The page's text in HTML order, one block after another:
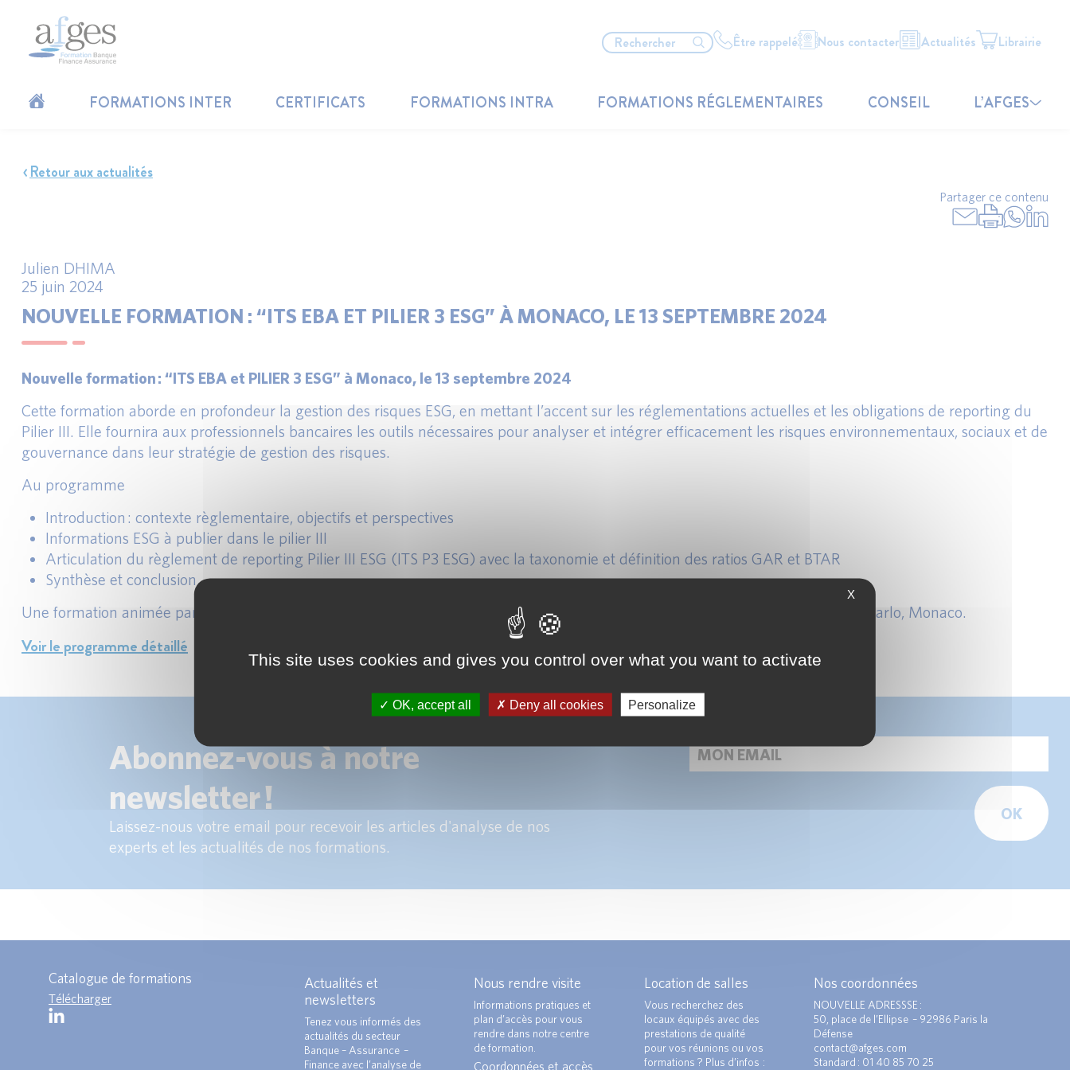
Être rappelé Nous contacter Actualités Librairie
FORMATIONS INTER CERTIFICATS FORMATIONS INTRA FORMATIONS RÉGLEMENTAIRES CONSEIL L’AFGES
Retour aux actualités
Partager ce contenu
Julien DHIMA
25 juin 2024
NOUVELLE FORMATION : “ITS EBA ET PILIER 3 ESG” À MONACO, LE 13 SEPTEMBRE 2024
Nouvelle formation : “ITS EBA et PILIER 3 ESG” à Monaco, le 13 septembre 2024
Cette formation aborde en profondeur la gestion des risques ESG, en mettant l’accent sur les réglementations actuelles et les obligations de reporting du
Pilier III. Elle fournira aux professionnels bancaires les outils nécessaires pour analyser et intégrer efficacement les risques environnementaux, sociaux et de
gouvernance dans leur stratégie de gestion des risques.
Au programme
Introduction : contexte règlementaire, objectifs et perspectives
Informations ESG à publier dans le pilier III
Articulation du règlement de reporting Pilier III ESG (ITS P3 ESG) avec la taxonomie et définition des ratios GAR et BTAR
Synthèse et conclusion
Une formation animée par
, le 13/9/2023 à l’hôtel Novotel Monte Carlo, 16 boulevard Princesse Charlotte, Monte-Carlo, Monaco.
Voir le programme détaillé
Abonnez-vous à notre
newsletter !
Laissez-nous votre email pour recevoir les articles d'analyse de nos
experts et les actualités de nos formations.
OK
Catalogue de formations
Télécharger
Actualités et
newsletters
Tenez vous informés des
actualités du secteur
Banque – Assurance –
Finance avec l’analyse de
Nous rendre visite
Informations pratiques et
plan d’accès pour vous
rendre dans notre centre
de formation.
Coordonnées et accès
Location de salles
Vous recherchez des
locaux équipés avec des
prestations de qualité
pour vos réunions ou vos
formations ? Plus d’infos :
Nos coordonnées
NOUVELLE ADRESSSE :
50, place de l’Ellipse – 92986 Paris la
Défense
contact@afges.com
Standard : 01 40 85 70 25
X
This site uses cookies and gives you control over what you want to activate
OK, accept all Deny all cookies Personalize